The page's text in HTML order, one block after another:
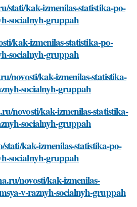
stati/kak-izmenilas-statistika-po-
socialnyh-gruppah
kak-izmenilas-statistika-po-
socialnyh-gruppah
novosti/kak-izmenilas-statistika-
socialnyh-gruppah
novosti/kak-izmenilas-statistika-
socialnyh-gruppah
stati/kak-izmenilas-statistika-po-
socialnyh-gruppah
novosti/kak-izmenilas-
v-raznyh-socialnyh-gruppah